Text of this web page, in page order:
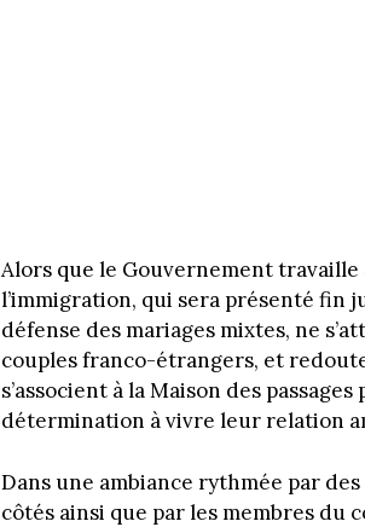
Alors que le Gouvernement
l’immigration, qui sera présenté fin
défense des mariages mixtes, ne
couples franco-étrangers, et
s’associent à la Maison des
détermination à vivre leur relation
Dans une ambiance rythmée par
côtés ainsi que par les membres du